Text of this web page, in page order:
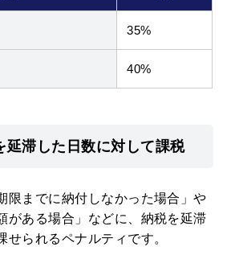
35%
40%
延滞した日数に対して課税
限までに納付しなかった場合」や
がある場合」などに、納税を延滞
せられるペナルティです。